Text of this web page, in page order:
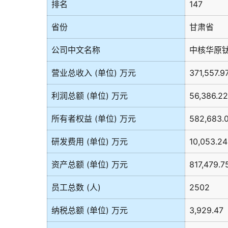
排名 147
省份 甘肃省
公司中文名称 中核华原
营业总收入 (单位) 万元
利润总额 (单位) 万元 56,386.22
所有者权益 (单位) 万元
研发费用 (单位) 万元 10,053.24
资产总额 (单位) 万元
员工总数 (人) 2502
纳税总额 (单位) 万元 3,929.47